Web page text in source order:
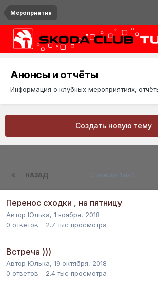
Мероприятия
Анонсы и отчёты
Информация о клубных мероприятиях,
Создать новую тему
НАЗАД Страница 1 из 2
Перенос сходки , на пятницу
Автор Юлька, 1 ноября, 2018
0 ответов 2.7 тыс просмотра
Встреча )))
Автор Юлька, 19 октября, 2018
0 ответов 2.4 тыс просмотра